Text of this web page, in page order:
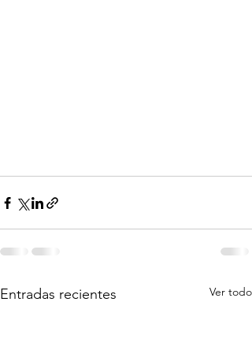
Entradas recientes Ver todo